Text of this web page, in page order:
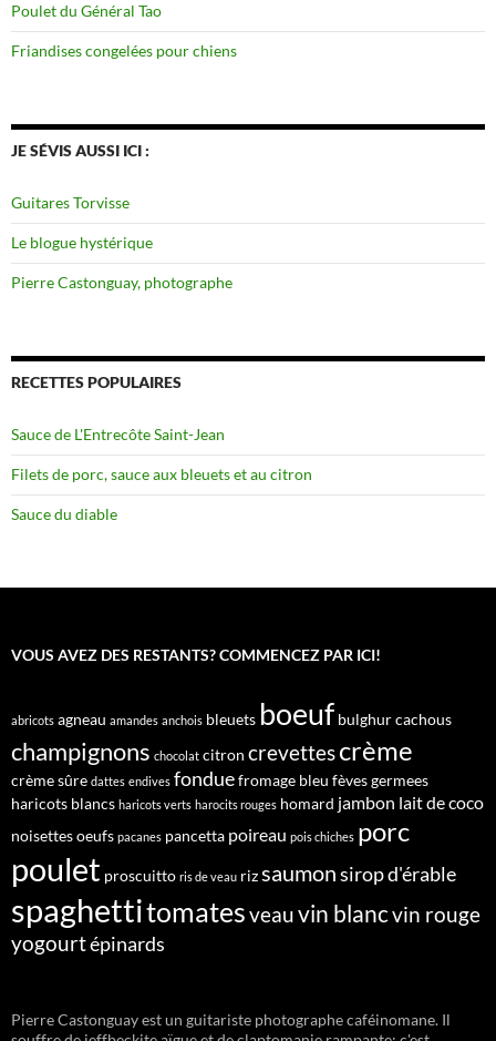
Poulet du Général Tao
Friandises congelées pour chiens
JE SÉVIS AUSSI ICI :
Guitares Torvisse
Le blogue hystérique
Pierre Castonguay, photographe
RECETTES POPULAIRES
Sauce de L'Entrecôte Saint-Jean
Filets de porc, sauce aux bleuets et au citron
Sauce du diable
VOUS AVEZ DES RESTANTS? COMMENCEZ PAR ICI!
abricots agneau amandes anchois bleuets boeuf bulghurcachous
champignons chocolat citron crevettescrème
crème sûre dattes endives fonduefromage bleu fèves germees
haricots blancs haricots verts harocits rouges homard jambon lait de coco
noisettesoeufs pacanes pancetta poireau pois chiches porc
poulet proscuitto ris de veau rizsaumonsirop d'érable
spaghettitomatesveauvin blancvin rouge
yogourtépinards
Pierre Castonguay est un guitariste photographe caféinomane. Il